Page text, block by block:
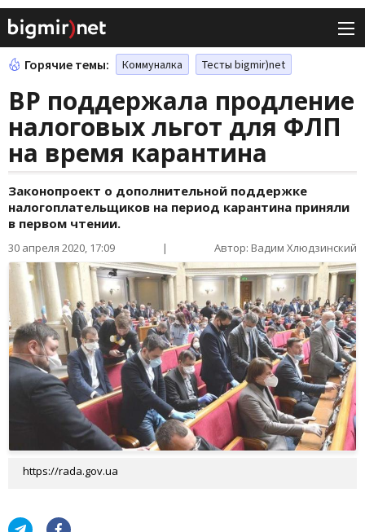
Горячие темы: Коммуналка Тесты bigmir)net
ВР поддержала продление
налоговых льгот для ФЛП
на время карантина
Законопроект о дополнительной поддержке
налогоплательщиков на период карантина приняли
в первом чтении.
30 апреля 2020, 17:09 | Автор: Вадим Хлюдзинский
https://rada.gov.ua